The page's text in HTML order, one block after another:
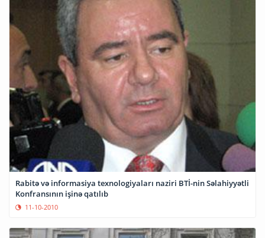
Rabitə və informasiya texnologiyaları naziri BTİ-nin Səlahiyyətli
Konfransının işinə qatılıb
11-10-2010